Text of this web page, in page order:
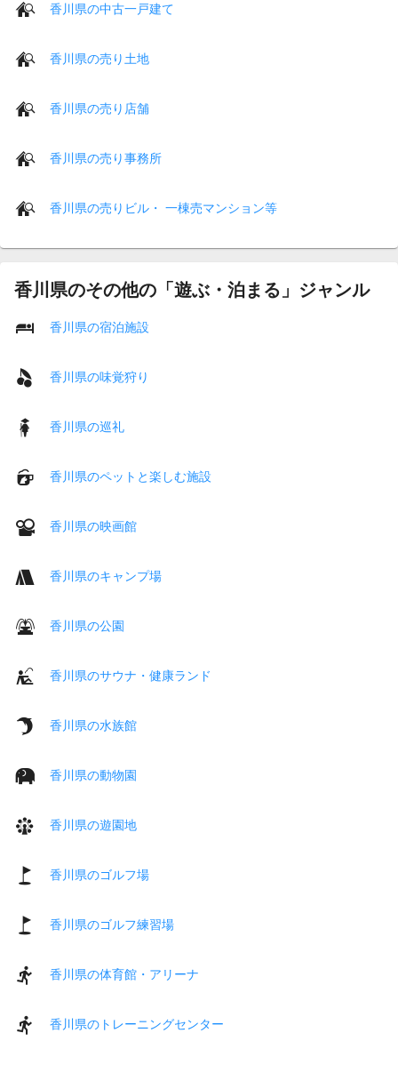
香川県の中古一戸建て
香川県の売り土地
香川県の売り店舗
香川県の売り事務所
香川県の売りビル・ 一棟売マンション等
香川県のその他の「遊ぶ・泊まる」ジャンル
香川県の宿泊施設
香川県の味覚狩り
香川県の巡礼
香川県のペットと楽しむ施設
香川県の映画館
香川県のキャンプ場
香川県の公園
香川県のサウナ・健康ランド
香川県の水族館
香川県の動物園
香川県の遊園地
香川県のゴルフ場
香川県のゴルフ練習場
香川県の体育館・アリーナ
香川県のトレーニングセンター